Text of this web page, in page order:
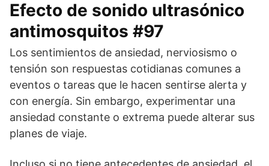
Efecto de sonido ultrasónico
antimosquitos #97
Los sentimientos de ansiedad, nerviosismo o
tensión son respuestas cotidianas comunes a
eventos o tareas que le hacen sentirse alerta y
con energía. Sin embargo, experimentar una
ansiedad constante o extrema puede alterar sus
planes de viaje.